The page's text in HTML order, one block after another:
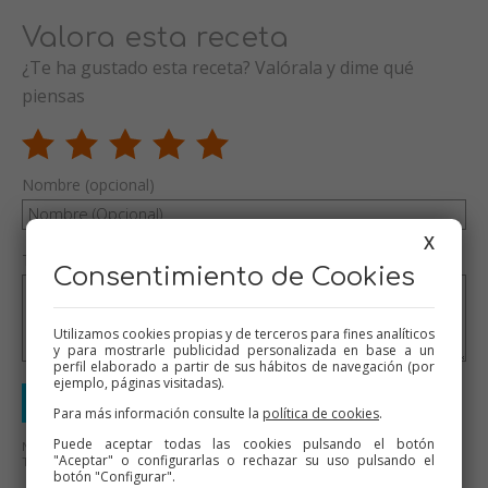
Valora esta receta
¿Te ha gustado esta receta? Valórala y dime qué
piensas
Nombre (opcional)
Tu valoración (opcional)
Enviar valoración
No se aceptarán mensajes ofensivos o de mal gusto.
Todos los mensajes serán revisados antes de su publicación.
X
Consentimiento de Cookies
Utilizamos cookies propias y de terceros para fines analíticos
y para mostrarle publicidad personalizada en base a un
perfil elaborado a partir de sus hábitos de navegación (por
ejemplo, páginas visitadas).
Para más información consulte la política de cookies.
Puede aceptar todas las cookies pulsando el botón
"Aceptar" o configurarlas o rechazar su uso pulsando el
botón "Configurar".